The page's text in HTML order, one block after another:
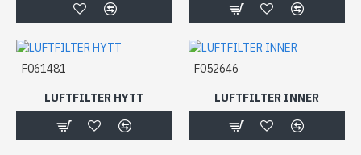
F061481
LUFTFILTER HYTT
F052646
LUFTFILTER INNER